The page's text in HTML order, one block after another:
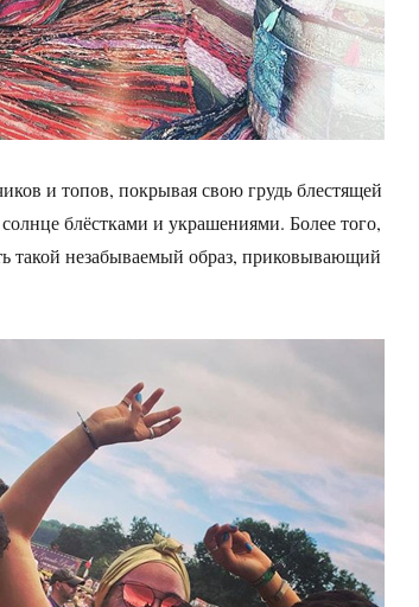
и топов, покрывая свою грудь блестящей
блёстками и украшениями. Более того,
такой незабываемый образ, приковывающий